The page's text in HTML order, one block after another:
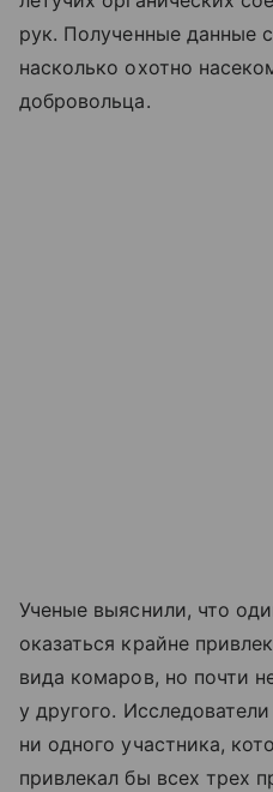
рук. Полученные данные
насколько охотно
добровольца.
Ученые выяснили, что
оказаться крайне
вида комаров, но почти
у другого.
ни одного участника,
привлекал бы всех трех